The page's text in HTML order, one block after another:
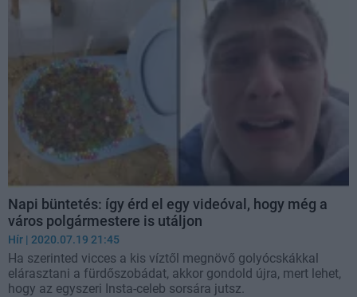
Napi büntetés: így érd el egy videóval, hogy még a
város polgármestere is utáljon
Hír | 2020.07.19 21:45
Ha szerinted vicces a kis víztől megnövő golyócskákkal
elárasztani a fürdőszobádat, akkor gondold újra, mert lehet,
hogy az egyszeri Insta-celeb sorsára jutsz.